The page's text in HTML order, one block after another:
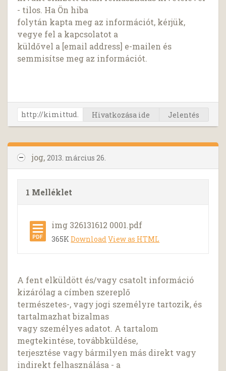
- tilos. Ha Ön hiba
folytán kapta meg az információt, kérjük,
vegye fel a kapcsolatot a
küldővel a [email address] e-mailen és
semmisítse meg az információt.
Hivatkozása ide Jelentés
jog, 2013. március 26.
1 Melléklet
img 326131612 0001.pdf
365KDownload View as HTML
A fent elküldött és/vagy csatolt információ
kizárólag a címben szereplő
természetes-, vagy jogi személyre tartozik, és
tartalmazhat bizalmas
vagy személyes adatot. A tartalom
megtekintése, továbbküldése,
terjesztése vagy bármilyen más direkt vagy
indirekt felhasználása - a